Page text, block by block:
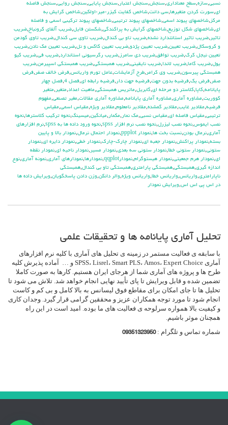
نسبي,سازه,سطح معناداري,سنجش,سنجش اعتبار ,سنجش پايايي,سنجش روايي,سنجش فاصله
اي,سورت كردن متغيرها,سي دانت,شاخص كفايت كيزر-مير-اولكين,شاخص گرايش به
مركز ,شاخصهاي پيوند اسمي,شاخصهاي پيوند ترتيبي,شاخصهاي پيوند تركيبي اسمي و فاصله
اي,شاخصهاي شكل توزيع,شاخصهاي گرايش به پراكندگي,شكستن فايل,ضريب آلفاي کرونباخ,ضريب
تاثير ,ضريب تاثير استانتدارد نشده,ضريب تاو بي كندال,ضريب تاوي سي كندال,ضريب تاوي گودمن
و كروسكال,ضريب تعيين,ضريب تعيين پژدو,ضريب تعيين كاكس و نل,ضريب تعيين مك نادن,ضريب
تعيين نيجل كرك,ضريب توافق,ضريب دي سامرز ,ضريب رگرسيوني استاندارد,ضريب في,ضريب كيو
يول,ضريب گاما,ضريب لاندا,ضريب نايقيني,ضريب همبستگي,ضريب همبستگي اسپيرمن,ضريب
همبستگي پيرسون,ضريب وي كرامر ,طرح آزمايشات,عامل تورم واريانس,فرض خالف صفر ,فرض
صفر ,فرض يك,فرضيه بدون جهت,فرضيه جهت دار ,فرضيه رابطه اي,فصل 4 ,فصل چهار
پايانامه,كاپا,كلاستر دو مرحله اي,گابريل,ماتريس همبستگي,ماهيت اعداد,متغير ,متغير
كووريت,مشاوره آماري,مشاوره آماري پايانامه,مشاوره آماري مقالات,مغير تصنعي,مفهوم
فرضيه,مقادير غايب,مقادير گمشده,مقادير نامعلوم,مقادير ويژه,مقياس اسمي,مقياس
ترتيبي,مقياس فاصله اي,مقياس نسبي,مك نمار ,مكمار ,ميانگين,ميسينگ,نحوه تركيب كلاسترها,نحوه
نصب ايموس,نحوه نصب ليزرل,نحوه نصب نرم افزار spss ,نحوه ورود داده ها به spss ,نرم افزارهاي
آماري,نرمال بودن,نسبت بخت ها,نمودار ppplot ,نمودار احتمال نرمال,نمودار بالا و پايين
بسته,نمودار پراكنش,نمودار جعبه اي,نمودار چارك-چارك,نمودار خطي,نمودار دايره اي,نمودار
ستوني,نمودار ستوني خطا,نمودار ستوني سه بعدي,نمودار مسير ,نمودار ناحيه اي,نمودار نقطه
اي,نمودار هرم جمعيتي,نمودار هيستوگرام,نمودارqqplot ,نمودارها,نمودارهاي آماري,نمونه آماري,نوع
اندازه گيري,همبستگي,همبستگي پارامتري,همبستگي تاو بي کندال,همبستگي
ناپارامتري,واريانس,واريانس خطا,واريانس ويژه,والر دانكن,وزن دادن پاسخگويان,ويرايش داده ها
در اس پي اس اس,ويرايش نمودار
تحلیل آماری پایانامه ها و تحقیقات علمی
با سابقه ی فعالیت مستمر در زمینه ی تحلیل های آماری با کلیه نرم افزارهای
آماری SPSS، Lisrel، Smart PLS، Amos، Expert Choice و … آماده پذیرش کلیه
طرح ها و پروژه های آماری شما از هرجای ایران هستیم. کارها به صورت کاملا
تضمین شده و قابل ویرایش تا پای تأیید نهایی انجام خواهد شد. تلاش می شود تا
تحلیل ها تا جای امکان برای مقاطع فوق لیسانس به بالا کامل و بی کم و کاست
انجام شود تا مورد توجه همکاران عزیز و محققین گرامی قرار گیرد. وجدان کاری
و کیفیت بالا همواره سرلوحه ی فعالیت های ما بوده. امید است در این راه
همچنان موثر باشیم.
شماره تماس و تلگرام :09351323950